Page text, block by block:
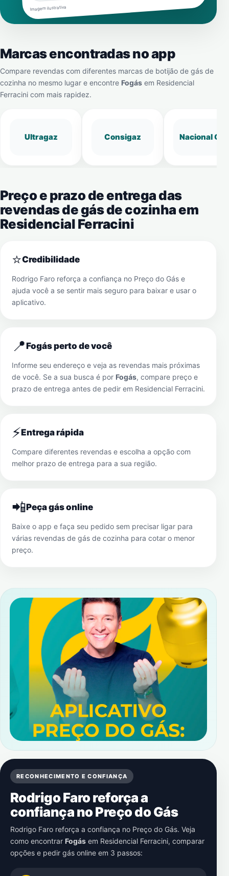
Imagem ilustrativa
Marcas encontradas no app
Compare revendas com diferentes marcas de botijão de gás de
cozinha no mesmo lugar e encontre Fogás em Residencial
Ferracini com mais rapidez.
Ultragaz Consigaz Nacional Gás
Preço e prazo de entrega das
revendas de gás de cozinha em
Residencial Ferracini
⭐Credibilidade
Rodrigo Faro reforça a confiança no Preço do Gás e
ajuda você a se sentir mais seguro para baixar e usar o
aplicativo.
📍Fogás perto de você
Informe seu endereço e veja as revendas mais próximas
de você. Se a sua busca é por Fogás, compare preço e
prazo de entrega antes de pedir em Residencial Ferracini.
⚡Entrega rápida
Compare diferentes revendas e escolha a opção com
melhor prazo de entrega para a sua região.
📲Peça gás online
Baixe o app e faça seu pedido sem precisar ligar para
várias revendas de gás de cozinha para cotar o menor
preço.
RECONHECIMENTO E CONFIANÇA
Rodrigo Faro reforça a
confiança no Preço do Gás
Rodrigo Faro reforça a confiança no Preço do Gás. Veja
como encontrar Fogás em Residencial Ferracini, comparar
opções e pedir gás online em 3 passos: